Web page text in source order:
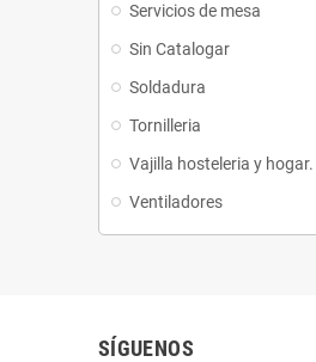
Servicios de mesa
Sin Catalogar
Soldadura
Tornilleria
Vajilla hosteleria y hogar.
Ventiladores
SÍGUENOS